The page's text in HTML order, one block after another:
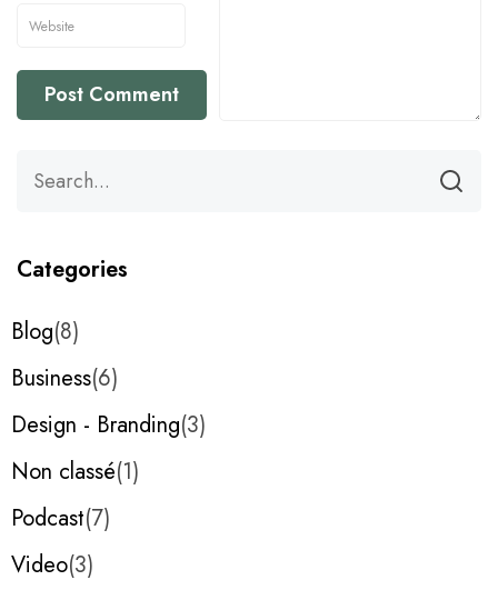
Categories
Blog 8
Business 6
Design - Branding 3
Non classé 1
Podcast 7
Video 3